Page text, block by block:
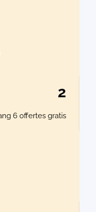
2
6 offertes gratis